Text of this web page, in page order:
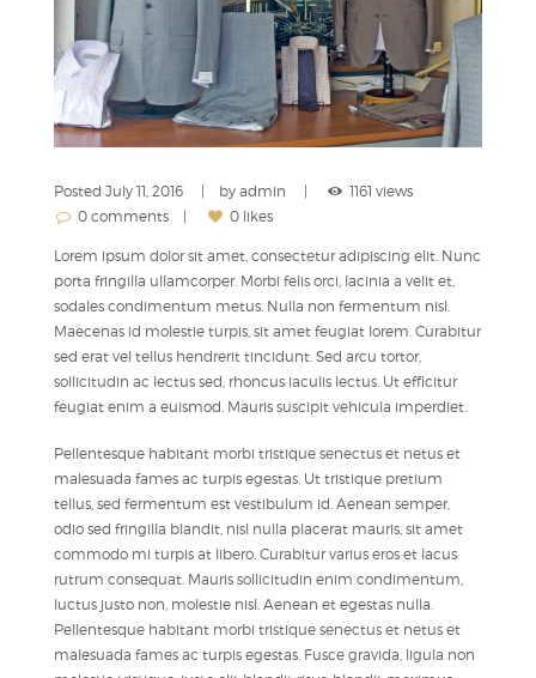
Posted July 11, 2016 by admin
1161 views
0 comments
0 likes
Lorem ipsum dolor sit amet, consectetur adipiscing elit. Nunc
porta fringilla ullamcorper. Morbi felis orci, lacinia a velit et,
sodales condimentum metus. Nulla non fermentum nisl.
Maecenas id molestie turpis, sit amet feugiat lorem. Curabitur
sed erat vel tellus hendrerit tincidunt. Sed arcu tortor,
sollicitudin ac lectus sed, rhoncus iaculis lectus. Ut efficitur
feugiat enim a euismod. Mauris suscipit vehicula imperdiet.
Pellentesque habitant morbi tristique senectus et netus et
malesuada fames ac turpis egestas. Ut tristique pretium
tellus, sed fermentum est vestibulum id. Aenean semper,
odio sed fringilla blandit, nisl nulla placerat mauris, sit amet
commodo mi turpis at libero. Curabitur varius eros et lacus
rutrum consequat. Mauris sollicitudin enim condimentum,
luctus justo non, molestie nisl. Aenean et egestas nulla.
Pellentesque habitant morbi tristique senectus et netus et
malesuada fames ac turpis egestas. Fusce gravida, ligula non